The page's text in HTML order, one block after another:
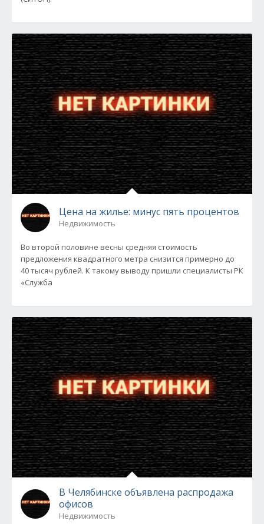
Цена на жилье: минус пять процентов
Недвижимость
Во второй половине весны средняя стоимость
предложения квадратного метра снизится примерно до
40 тысяч рублей. К такому выводу пришли специалисты РК
«Служба
В Челябинске объявлена распродажа
офисов
Недвижимость